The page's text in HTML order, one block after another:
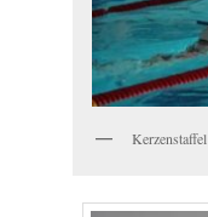
Kerzenstaffel